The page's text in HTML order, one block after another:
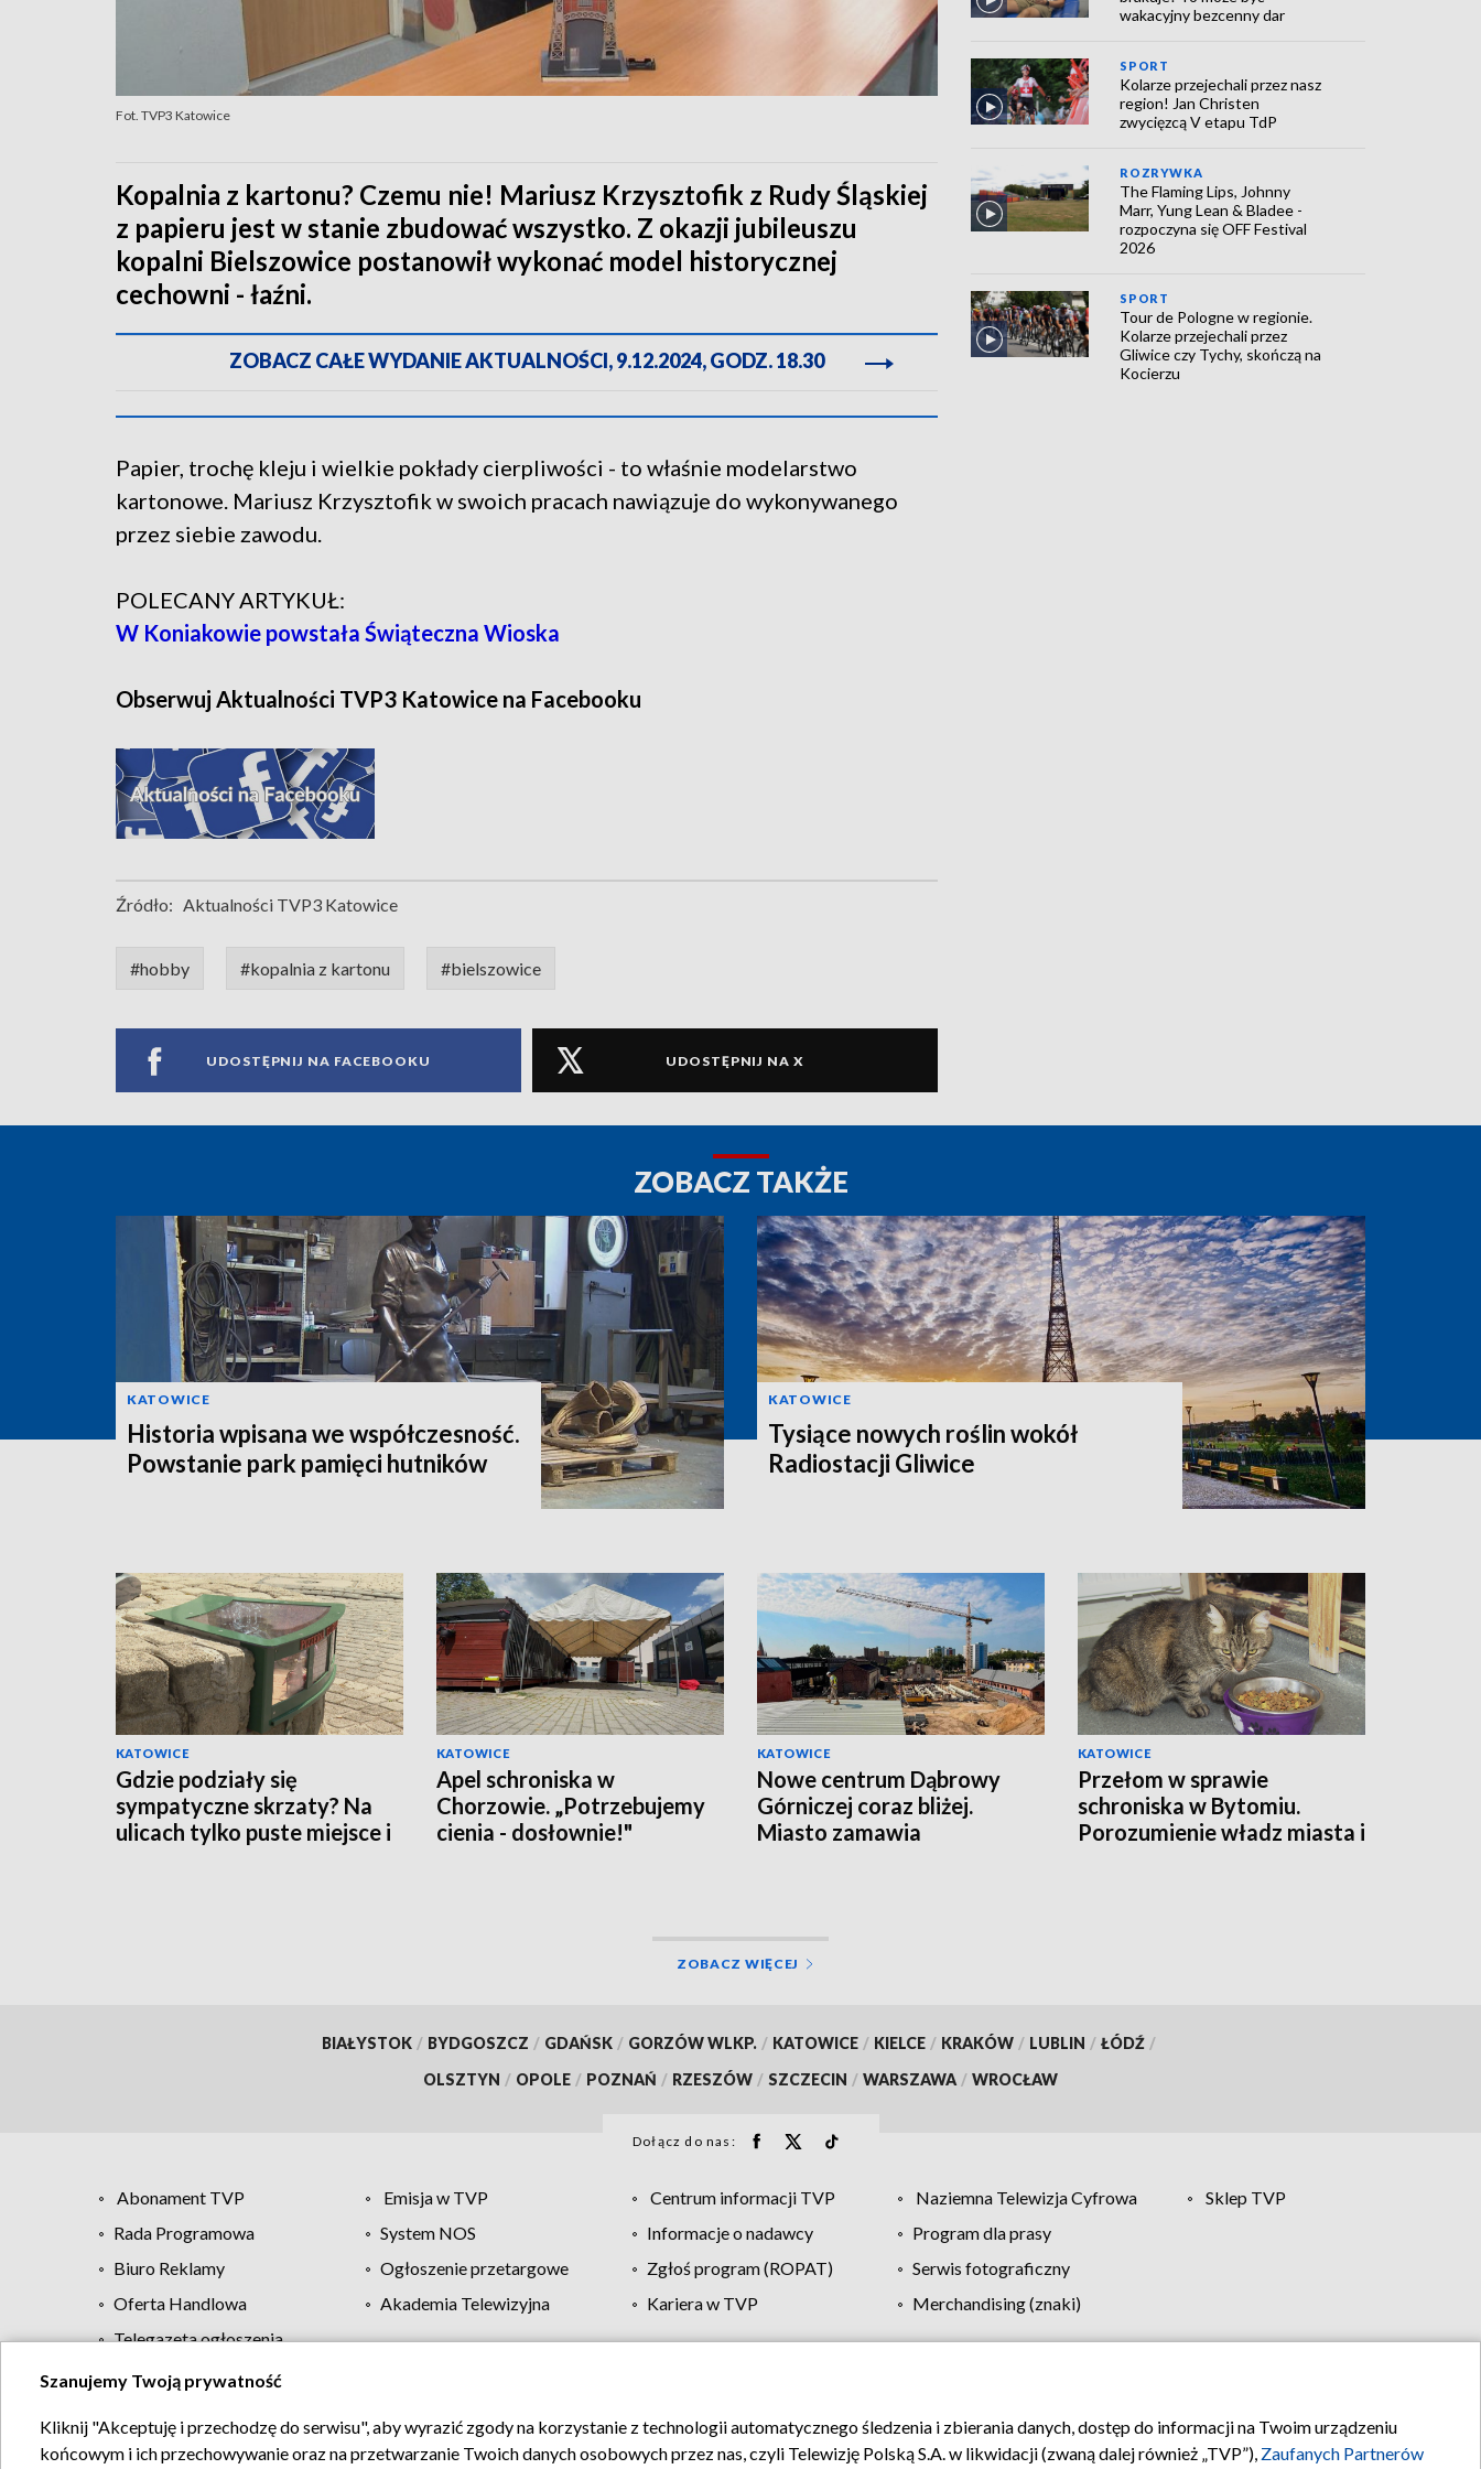
Fot. TVP3 Katowice
Kopalnia z kartonu? Czemu nie! Mariusz Krzysztofik z Rudy Śląskiej
z papieru jest w stanie zbudować wszystko. Z okazji jubileuszu
kopalni Bielszowice postanowił wykonać model historycznej
cechowni - łaźni.
ZOBACZ CAŁE WYDANIE AKTUALNOŚCI, 9.12.2024, GODZ. 18.30
Papier, trochę kleju i wielkie pokłady cierpliwości - to właśnie modelarstwo
kartonowe. Mariusz Krzysztofik w swoich pracach nawiązuje do wykonywanego
przez siebie zawodu.
POLECANY ARTYKUŁ:
W Koniakowie powstała Świąteczna Wioska
Obserwuj Aktualności TVP3 Katowice na Facebooku
Źródło: Aktualności TVP3 Katowice
#hobby #kopalnia z kartonu #bielszowice
UDOSTĘPNIJ NA FACEBOOKU UDOSTĘPNIJ NA X
wakacyjny bezcenny dar
SPORT
Kolarze przejechali przez nasz
region! Jan Christen
zwycięzcą V etapu TdP
ROZRYWKA
The Flaming Lips, Johnny
Marr, Yung Lean & Bladee -
rozpoczyna się OFF Festival
2026
SPORT
Tour de Pologne w regionie.
Kolarze przejechali przez
Gliwice czy Tychy, skończą na
Kocierzu
ZOBACZ TAKŻE
KATOWICE
Historia wpisana we współczesność.
Powstanie park pamięci hutników
KATOWICE
Tysiące nowych roślin wokół
Radiostacji Gliwice
KATOWICE
Gdzie podziały się
sympatyczne skrzaty? Na
ulicach tylko puste miejsce i
KATOWICE
Apel schroniska w
Chorzowie. „Potrzebujemy
cienia - dosłownie!"
KATOWICE
Nowe centrum Dąbrowy
Górniczej coraz bliżej.
Miasto zamawia
KATOWICE
Przełom w sprawie
schroniska w Bytomiu.
Porozumienie władz miasta i
ZOBACZ WIĘCEJ
BIAŁYSTOK / BYDGOSZCZ / GDAŃSK / GORZÓW WLKP. / KATOWICE / KIELCE / KRAKÓW / LUBLIN / ŁÓDŹ /
OLSZTYN / OPOLE / POZNAŃ / RZESZÓW / SZCZECIN / WARSZAWA / WROCŁAW
Dołącz do nas:
Abonament TVP Emisja w TVP Centrum informacji TVP Naziemna Telewizja Cyfrowa
Sklep TVP
Rada Programowa
System NOS Informacje o nadawcy
Program dla prasy
Biuro Reklamy
Ogłoszenie przetargowe Zgłoś program (ROPAT)
Serwis fotograficzny
Oferta Handlowa
Akademia Telewizyjna Kariera w TVP
Merchandising (znaki)
Telegazeta ogłoszenia
Regulamin TVP Polityka prywatności Moje zgody Pomoc Biuro reklamy Kontakt
Szanujemy Twoją prywatność
Kliknij "Akceptuję i przechodzę do serwisu", aby wyrazić zgody na korzystanie z technologii automatycznego śledzenia i zbierania danych, dostęp do informacji na Twoim urządzeniu
końcowym i ich przechowywanie oraz na przetwarzanie Twoich danych osobowych przez nas, czyli Telewizję Polską S.A. w likwidacji (zwaną dalej również „TVP”), Zaufanych Partnerów